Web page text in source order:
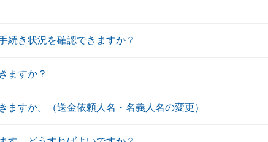
続き状況を確認できますか？
ますか？
ますか。（送金依頼人名・名義人名の変更）